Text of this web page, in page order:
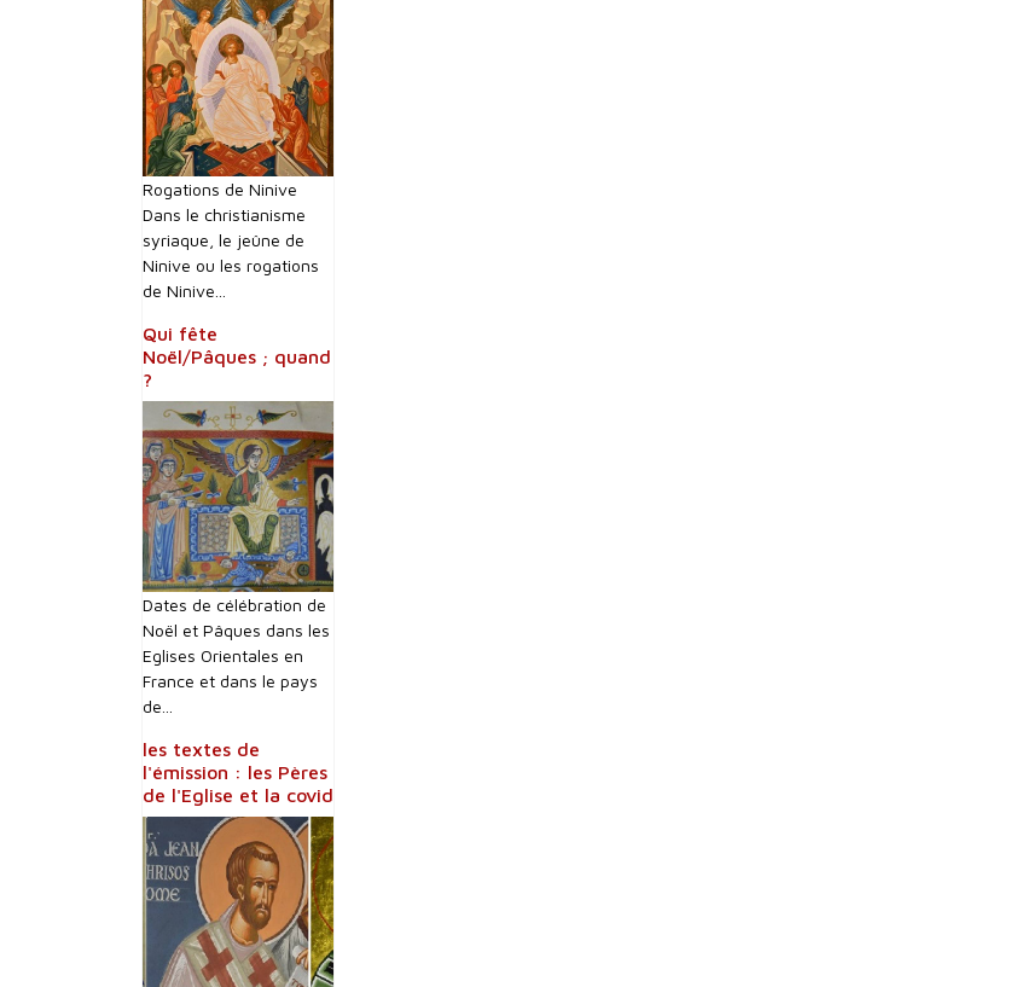
Rogations de Ninive
Dans le christianisme
syriaque, le jeûne de
Ninive ou les rogations
de Ninive...
Qui fête
Noël/Pâques ; quand
?
Dates de célébration de
Noël et Pâques dans les
Eglises Orientales en
France et dans le pays
de...
les textes de
l'émission : les Pères
de l'Eglise et la covid